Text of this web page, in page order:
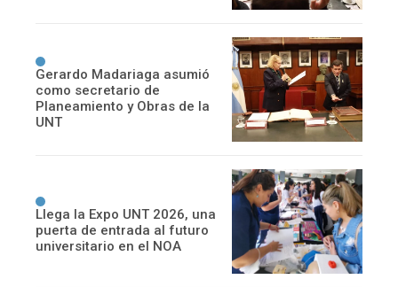
Gerardo Madariaga asumió
como secretario de
Planeamiento y Obras de la
UNT
Llega la Expo UNT 2026, una
puerta de entrada al futuro
universitario en el NOA